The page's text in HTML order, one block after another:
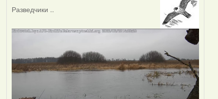
Разведчики ..